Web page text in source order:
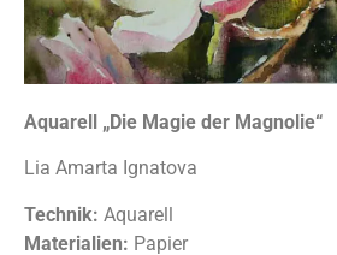
Aquarell „Die Magie der Magnolie“
Lia Amarta Ignatova
Technik: Aquarell
Materialien: Papier